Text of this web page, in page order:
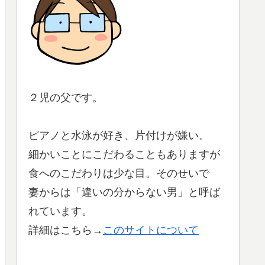
２児の父です。
ピアノと水泳が好き、片付けが嫌い。
細かいことにこだわることもありますが
食へのこだわりは少な目。そのせいで
妻からは「違いの分からない男」と呼ば
れています。
詳細はこちら→ このサイトについて